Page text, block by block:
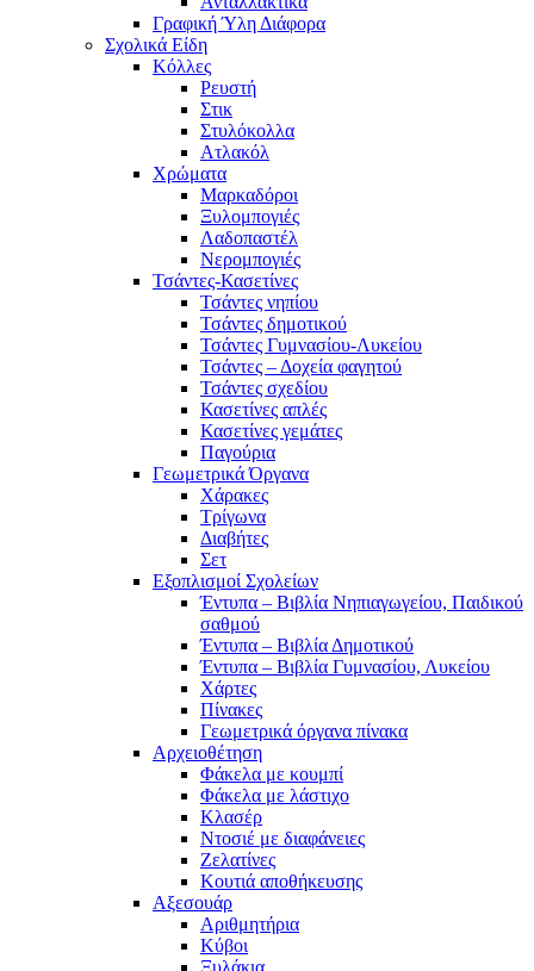
Γραφική Ύλη Διάφορα
Σχολικά Είδη
Κόλλες
Ρευστή
Στικ
Στυλόκολλα
Ατλακόλ
Χρώματα
Μαρκαδόροι
Ξυλομπογιές
Λαδοπαστέλ
Νερομπογιές
Τσάντες-Κασετίνες
Τσάντες νηπίου
Τσάντες δημοτικού
Τσάντες Γυμνασίου-Λυκείου
Τσάντες – Δοχεία φαγητού
Τσάντες σχεδίου
Κασετίνες απλές
Κασετίνες γεμάτες
Παγούρια
Γεωμετρικά Όργανα
Χάρακες
Τρίγωνα
Διαβήτες
Σετ
Εξοπλισμοί Σχολείων
Έντυπα – Βιβλία Νηπιαγωγείου, Παιδικού
σαθμού
Έντυπα – Βιβλία Δημοτικού
Έντυπα – Βιβλία Γυμνασίου, Λυκείου
Χάρτες
Πίνακες
Γεωμετρικά όργανα πίνακα
Αρχειοθέτηση
Φάκελα με κουμπί
Φάκελα με λάστιχο
Κλασέρ
Ντοσιέ με διαφάνειες
Ζελατίνες
Κουτιά αποθήκευσης
Αξεσουάρ
Αριθμητήρια
Κύβοι